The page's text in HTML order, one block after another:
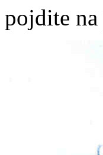
pojdite na